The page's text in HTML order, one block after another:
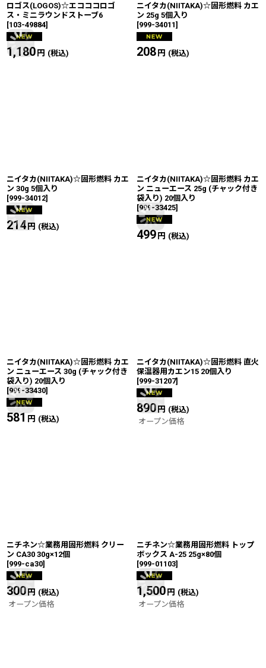
ロゴス(LOGOS)☆エコココロゴ
ス・ミニラウンドストーブ6
[103-49884]
1,180円 (税込)
ニイタカ(NIITAKA)☆固形燃料 カエ
ン 25g 5個入り
[999-34011]
208円 (税込)
ニイタカ(NIITAKA)☆固形燃料 カエ
ン 30g 5個入り
[999-34012]
214円 (税込)
ニイタカ(NIITAKA)☆固形燃料 カエ
ン ニューエース 25g (チャック付き
袋入り) 20個入り
[999-33425]
499円 (税込)
ニイタカ(NIITAKA)☆固形燃料 カエ
ン ニューエース 30g (チャック付き
袋入り) 20個入り
[999-33430]
581円 (税込)
ニイタカ(NIITAKA)☆固形燃料 直火
保温器用カエン15 20個入り
[999-31207]
890円 (税込)
オープン価格
ニチネン☆業務用固形燃料 クリー
ン CA30 30g×12個
[999-ca30]
300円 (税込)
オープン価格
ニチネン☆業務用固形燃料 トップ
ボックス A-25 25g×80個
[999-01103]
1,500円 (税込)
オープン価格